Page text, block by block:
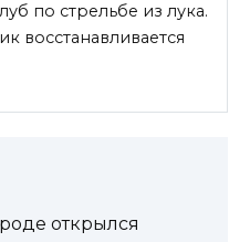
по стрельбе из лука.
восстанавливается
открылся